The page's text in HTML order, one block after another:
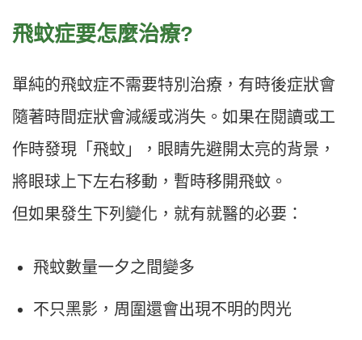
飛蚊症要怎麼治療?
單純的飛蚊症不需要特別治療，有時後症狀會
隨著時間症狀會減緩或消失。如果在閱讀或工
作時發現「飛蚊」，眼睛先避開太亮的背景，
將眼球上下左右移動，暫時移開飛蚊。
但如果發生下列變化，就有就醫的必要：
飛蚊數量一夕之間變多
不只黑影，周圍還會出現不明的閃光